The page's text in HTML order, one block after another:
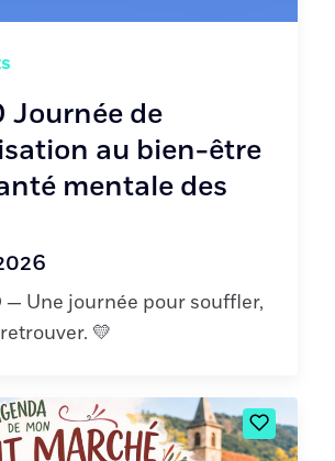
Journée de
au bien-être
mentale des
Une journée pour souffler,
💛